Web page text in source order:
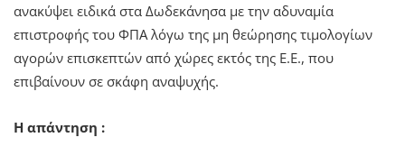
ανακύψει ειδικά στα Δωδεκάνησα με την αδυναμία
επιστροφής του ΦΠΑ λόγω της μη θεώρησης τιμολογίων
αγορών επισκεπτών από χώρες εκτός της Ε.Ε., που
επιβαίνουν σε σκάφη αναψυχής.
Η απάντηση :